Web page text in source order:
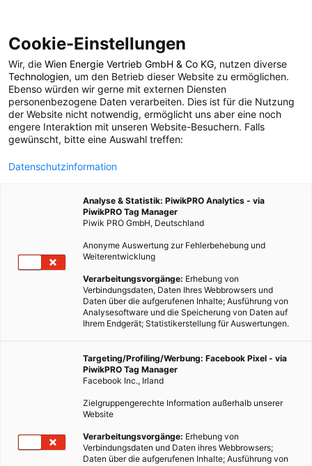
POSTS BY TAG
Bachelor
1 BEITRAG
Cookie-Einstellungen
Wir, die Wien Energie Vertrieb GmbH & Co KG, nutzen diverse
Technologien, um den Betrieb dieser Website zu ermöglichen.
Ebenso würden wir gerne mit externen Diensten
personenbezogene Daten verarbeiten. Dies ist für die Nutzung
der Website nicht notwendig, ermöglicht uns aber eine noch
engere Interaktion mit unseren Website-Besuchern. Falls
gewünscht, bitte eine Auswahl treffen:
Datenschutzinformation
Analyse & Statistik: PiwikPRO Analytics - via
PiwikPRO Tag Manager
Piwik PRO GmbH, Deutschland
Anonyme Auswertung zur Fehlerbehebung und
Weiterentwicklung
Verarbeitungsvorgänge: Erhebung von
Verbindungsdaten, Daten Ihres Webbrowsers und
Daten über die aufgerufenen Inhalte; Ausführung von
Analysesoftware und die Speicherung von Daten auf
Ihrem Endgerät; Statistikerstellung für Auswertungen.
Targeting/Profiling/Werbung: Facebook Pixel - via
PiwikPRO Tag Manager
Facebook Inc., Irland
Zielgruppengerechte Information außerhalb unserer
Website
Verarbeitungsvorgänge: Erhebung von
Verbindungsdaten und Daten ihres Webbrowsers;
Daten über die aufgerufenen Inhalte; Ausführung von